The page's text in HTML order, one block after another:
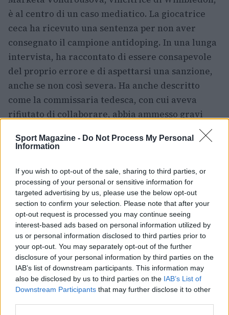
Sport Magazine - Do Not Process My Personal
Information
If you wish to opt-out of the sale, sharing to third parties, or
processing of your personal or sensitive information for
targeted advertising by us, please use the below opt-out
section to confirm your selection. Please note that after your
opt-out request is processed you may continue seeing
interest-based ads based on personal information utilized by
us or personal information disclosed to third parties prior to
your opt-out. You may separately opt-out of the further
disclosure of your personal information by third parties on the
IAB’s list of downstream participants. This information may
also be disclosed by us to third parties on the IAB’s List of
Downstream Participants that may further disclose it to other
è al centro di un caso mediatico. La giocatrice
ceca ha ricevuto una sentenza per non aver
consegnato il campione antidoping. In una lunga
intervista, ha raccontato di essere consapevole
del proprio errore e di aspettarsi una sanzione,
anche se non così severa. Ha anche descritto
come la commissaria tedesca, con cui aveva
rifiutato di collaborare, abbia ammesso gravi
Alla Vondroušová è stato persino fatto firmare
un vecchio modulo con dati errati sull’entità
della sanzione. Tuttavia, nemmeno questo ha
portato a una riduzione della pena.
AUTORE
Andrea Conforti
Andrea Conforti, 46enne torinese dal look
casual e naturale, è un analista tattico che
trasforma dati e clip in racconti social. Ricorda
quando annotò la rimonta al box stampa dello
Stadio Olimpico Grande Torino: da